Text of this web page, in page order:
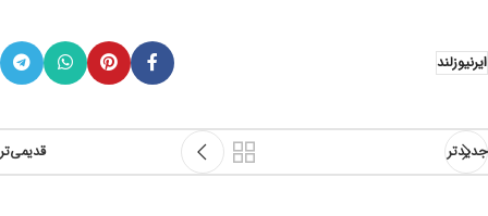
ایرنیوزلند
جدیدتر قدیمی‌تر